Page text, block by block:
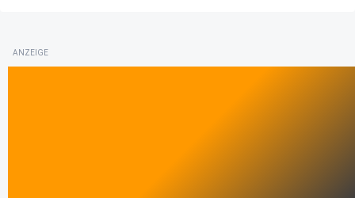
ANZEIGE